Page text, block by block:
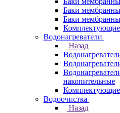
Баки
Баки
Комплектующие
Водонагреватели
Назад
накопительные
Комплектующие
Водоочистка
Назад